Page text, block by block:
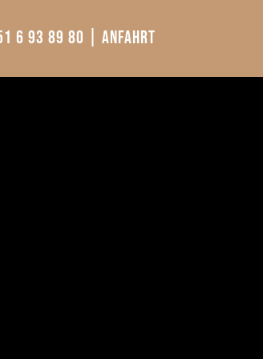
6 93 89 80 | Anfahrt